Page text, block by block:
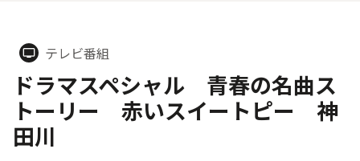
tv テレビ番組
ドラマスペシャル 青春の名曲ス
トーリー 赤いスイートピー 神
田川